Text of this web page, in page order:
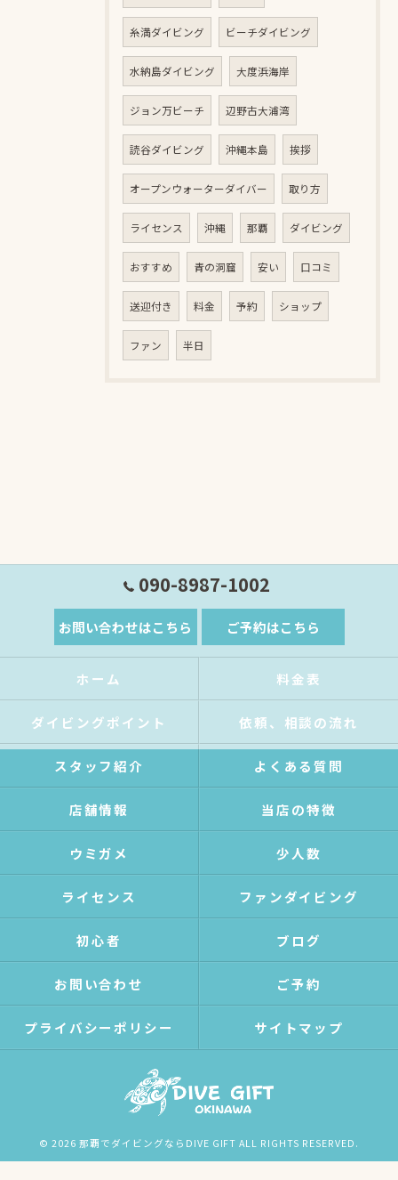
糸満ダイビング ビーチダイビング
水納島ダイビング 大度浜海岸
ジョン万ビーチ 辺野古大浦湾
読谷ダイビング 沖縄本島 挨拶
オープンウォーターダイバー 取り方
ライセンス 沖縄 那覇 ダイビング
おすすめ 青の洞窟 安い 口コミ
送迎付き 料金 予約 ショップ
ファン 半日
090-8987-1002
お問い合わせはこちら ご予約はこちら
ホーム 料金表
ダイビングポイント 依頼、相談の流れ
スタッフ紹介 よくある質問
店舗情報 当店の特徴
ウミガメ 少人数
ライセンス ファンダイビング
初心者 ブログ
お問い合わせ ご予約
プライバシーポリシー サイトマップ
© 2026 那覇でダイビングならDIVE GIFT ALL RIGHTS RESERVED.